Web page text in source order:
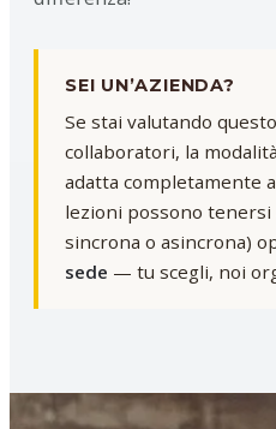
SEI UN’AZIENDA?
Se stai valutando
collaboratori, la
adatta completamente
lezioni possono tenersi
sincrona o asincrona)
sede — tu scegli, noi